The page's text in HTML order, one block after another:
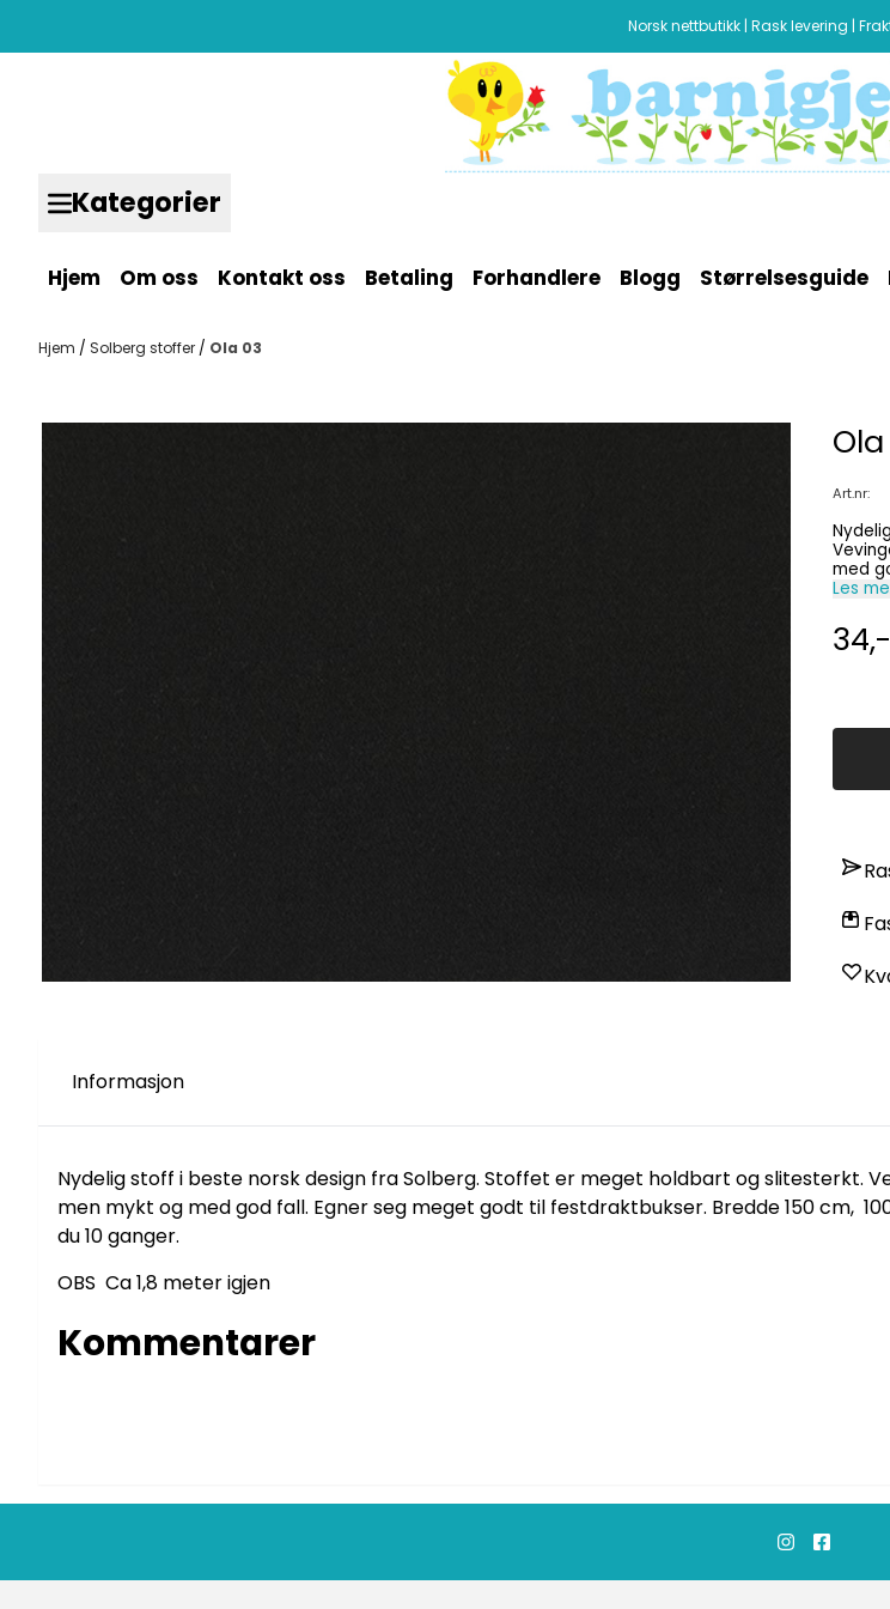
Norsk nettbutikk | Rask levering |
Kategorier
Hjem Om oss Kontakt oss Betaling Forhandlere Blogg Størrelsesguide
Hjem / Solberg stoffer / Ola 03
Art.nr:
med
Prisen
Les
34,-
Informasjon
Nydelig stoff i beste norsk design fra Solberg. Stoffet er meget holdbart og slitesterkt.
men mykt og med god fall. Egner seg meget godt til festdraktbukser. Bredde 150 cm,
du 10 ganger.
OBS Ca 1,8 meter igjen
Kommentarer